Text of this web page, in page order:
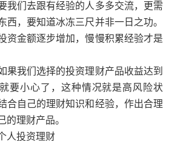
我们去跟有经验的人多多交流，更需
西，要知道冰冻三尺并非一日之功。
资金额逐步增加，慢慢积累经验才是
果我们选择的投资理财产品收益达到
要小心了，这种情况就是高风险状
合自己的理财知识和经验，作出合理
的理财产品。
人投资理财